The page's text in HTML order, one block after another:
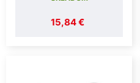
15,84 €